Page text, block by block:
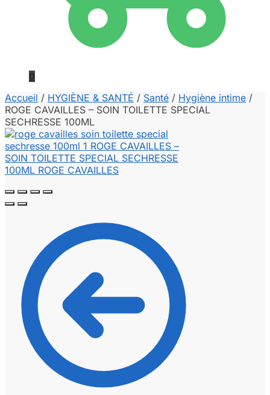
0
Accueil / HYGIÈNE & SANTÉ / Santé / Hygiène intime /
ROGE CAVAILLES – SOIN TOILETTE SPECIAL
SECHRESSE 100ML